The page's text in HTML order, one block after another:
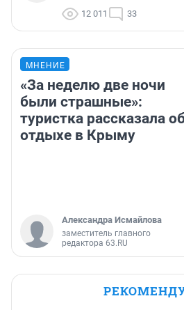
12 011 33
МНЕНИЕ
«За неделю две ночи
были страшные»:
туристка рассказала
отдыхе в Крыму
Александра Исмайлова
заместитель главного
редактора 63.RU